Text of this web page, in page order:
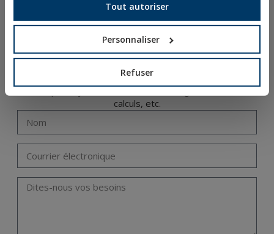
Tout autoriser
Personnaliser
Refuser
FORMATION TECHNIQUE
Notre département d’ingénierie propose des formations
domaines associés à la fixation : fixations métalliques ou
chimiques, systèmes d’installation, réglementations,
calculs, etc.